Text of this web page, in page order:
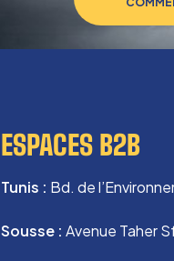
ESPACES B2B
Tunis : Bd. de
Sousse :Avenue Taher